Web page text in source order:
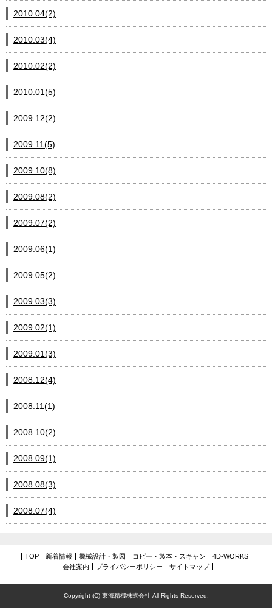
2010.04(2)
2010.03(4)
2010.02(2)
2010.01(5)
2009.12(2)
2009.11(5)
2009.10(8)
2009.08(2)
2009.07(2)
2009.06(1)
2009.05(2)
2009.03(3)
2009.02(1)
2009.01(3)
2008.12(4)
2008.11(1)
2008.10(2)
2008.09(1)
2008.08(3)
2008.07(4)
TOP 新着情報 機械設計・製図 コピー・製本・スキャン
4D-WORKS
会社案内
プライバシーポリシー サイトマップ
Copyright (C) 東海精機株式会社 All Rights Reserved.